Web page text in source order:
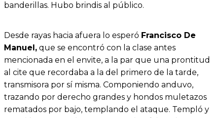
banderillas. Hubo brindis al público.
Desde rayas hacia afuera lo esperó Francisco De
Manuel, que se encontró con la clase antes
mencionada en el envite, a la par que una prontitud
al cite que recordaba a la del primero de la tarde,
transmisora por sí misma. Componiendo anduvo,
trazando por derecho grandes y hondos muletazos
rematados por bajo, templando el ataque. Templó y